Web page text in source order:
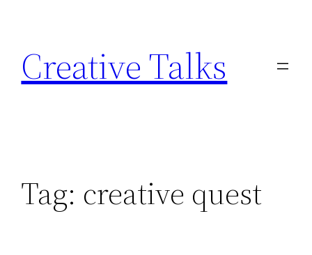
content
Creative Talks
Tag: creative quest